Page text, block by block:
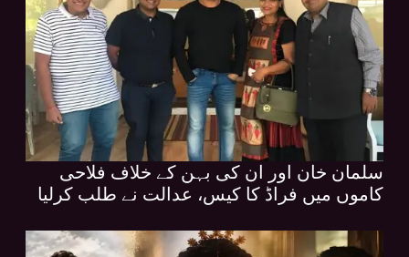
سلمان خان اور ان کی بہن کے خلاف فلاحی
کاموں میں فراڈ کا کیس، عدالت نے طلب کرلیا